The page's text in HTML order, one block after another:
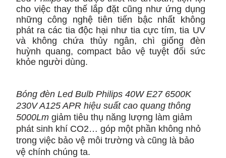
cho việc thay thế lắp đặt cũng như ứng dụng
những công nghệ tiên tiến bậc nhất không
phát ra các tia độc hại như tia cực tím, tia UV
và không chứa thủy ngân, chì giống đèn
huỳnh quang, compact bảo vệ tuyệt đối sức
khỏe người dùng.
Bóng đèn Led Bulb Philips 40W E27 6500K
230V A125 APR hiệu suất cao quang thông
5000Lmgiảm tiêu thụ năng lượng làm giảm
phát sinh khí CO2… góp một phần không nhỏ
trong việc bảo vệ môi trường và cũng là bảo
vệ chính chúng ta.